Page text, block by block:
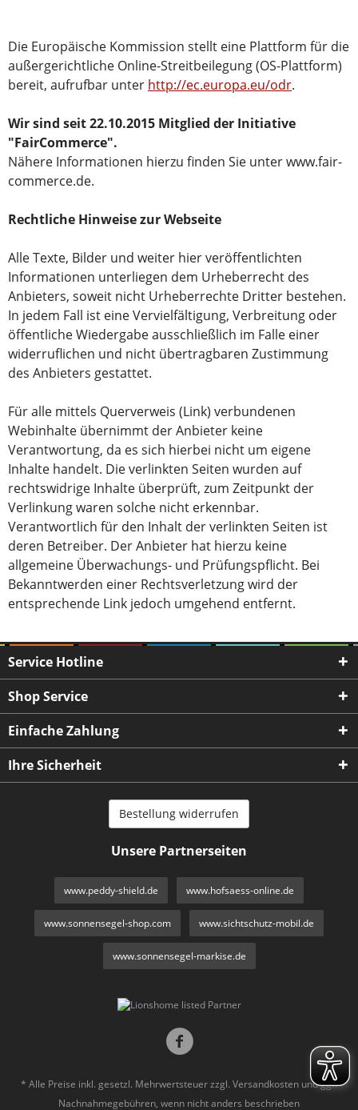
Die Europäische Kommission stellt eine Plattform für die
außergerichtliche Online-Streitbeilegung (OS-Plattform)
bereit, aufrufbar unter http://ec.europa.eu/odr.
Wir sind seit22.10.2015 Mitglied der Initiative
"FairCommerce".
Nähere Informationen hierzu finden Sie unter www.fair-
commerce.de.
Rechtliche Hinweise zur Webseite
Alle Texte, Bilder und weiter hier veröffentlichten
Informationen unterliegen dem Urheberrecht des
Anbieters, soweit nicht Urheberrechte Dritter bestehen.
In jedem Fall ist eine Vervielfältigung, Verbreitung oder
öffentliche Wiedergabe ausschließlich im Falle einer
widerruflichen und nicht übertragbaren Zustimmung
des Anbieters gestattet.
Für alle mittels Querverweis (Link) verbundenen
Webinhalte übernimmt der Anbieter keine
Verantwortung, da es sich hierbei nicht um eigene
Inhalte handelt. Die verlinkten Seiten wurden auf
rechtswidrige Inhalte überprüft, zum Zeitpunkt der
Verlinkung waren solche nicht erkennbar.
Verantwortlich für den Inhalt der verlinkten Seiten ist
deren Betreiber. Der Anbieter hat hierzu keine
allgemeine Überwachungs- und Prüfungspflicht. Bei
Bekanntwerden einer Rechtsverletzung wird der
entsprechende Link jedoch umgehend entfernt.
Service Hotline
Shop Service
Einfache Zahlung
Ihre Sicherheit
Bestellung widerrufen
Unsere Partnerseiten
www.peddy-shield.de www.hofsaess-online.de
www.sonnensegel-shop.com www.sichtschutz-mobil.de
www.sonnensegel-markise.de
* Alle Preise inkl. gesetzl. Mehrwertsteuer zzgl. Versandkosten und ggf.
Nachnahmegebühren, wenn nicht anders beschrieben